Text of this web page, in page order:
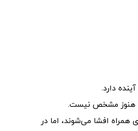
دارد.
هنوز مشخص نیست.
همراه افشا می‌شوند، اما در